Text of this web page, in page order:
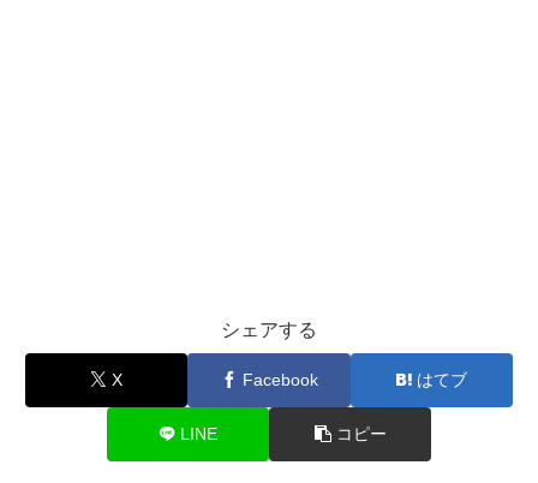
シェアする
X Facebook はてブ
LINE コピー